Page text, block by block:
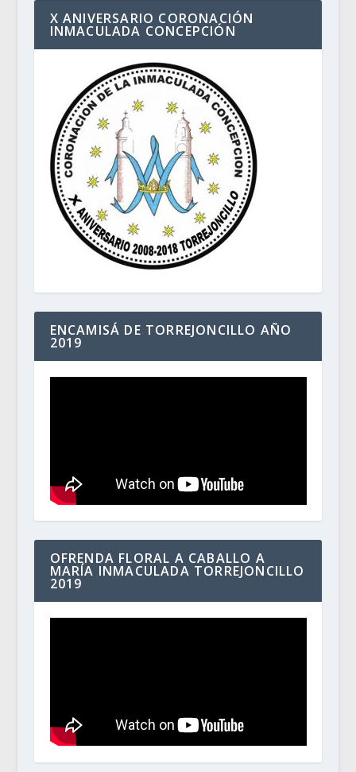
X ANIVERSARIO CORONACIÓN
INMACULADA CONCEPCIÓN
ENCAMISÁ DE TORREJONCILLO AÑO
2019
OFRENDA FLORAL A CABALLO A
MARÍA INMACULADA TORREJONCILLO
2019